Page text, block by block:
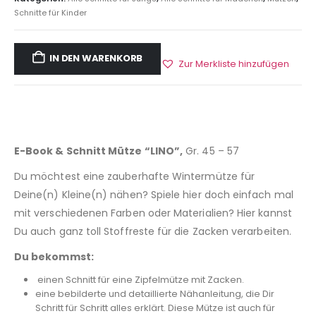
Schnitte für Kinder
IN DEN WARENKORB Zur Merkliste hinzufügen
E-Book & Schnitt Mütze “LINO”, Gr. 45 – 57
Du möchtest eine zauberhafte Wintermütze für
Deine(n) Kleine(n) nähen? Spiele hier doch einfach mal
mit verschiedenen Farben oder Materialien? Hier kannst
Du auch ganz toll Stoffreste für die Zacken verarbeiten.
Du bekommst:
einen Schnitt für eine Zipfelmütze mit Zacken.
eine bebilderte und detaillierte Nähanleitung, die Dir
Schritt für Schritt alles erklärt. Diese Mütze ist auch für